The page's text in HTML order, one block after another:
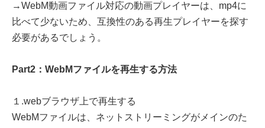
→WebM動画ファイル対応の動画プレイヤーは、mp4に
比べて少ないため、互換性のある再生プレイヤーを探す
必要があるでしょう。
Part2：WebMファイルを再生する方法
１.webブラウザ上で再生する
WebMファイルは、ネットストリーミングがメインのた